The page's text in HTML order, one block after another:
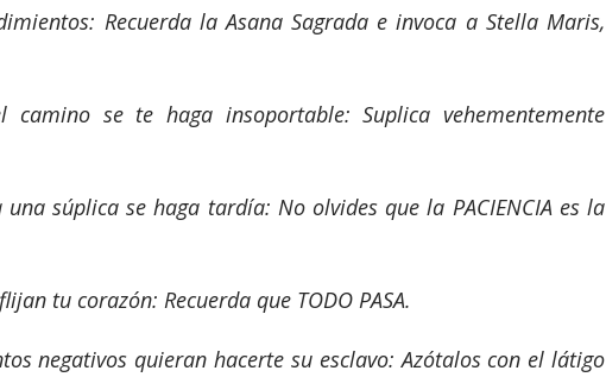
Recuerda la Asana Sagrada e invoca a Stella Maris,
camino se te haga insoportable: Suplica vehementemente
súplica se haga tardía: No olvides que la PACIENCIA es la
tu corazón: Recuerda que TODO PASA.
negativos quieran hacerte su esclavo: Azótalos con el látigo